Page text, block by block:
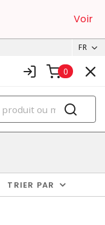
Voir
FR
0
TRIER PAR